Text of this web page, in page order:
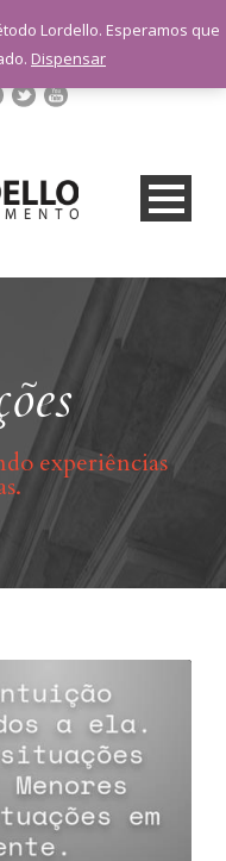
experiências
Lordello. Esperamos que
Dispensar